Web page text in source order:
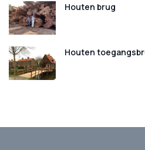
Houten brug
Houten